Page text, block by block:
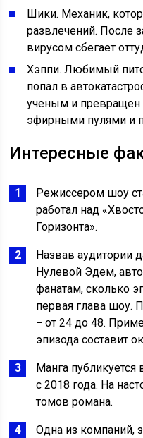
Шики. Механик,
развлечений. После
вирусом сбегает
Хэппи. Любимый
попал в
ученым и превращен
эфирными пулями и
Интересные
Режиссером шоу
работал над
Горизонта».
Назвав аудитории
Нулевой Эдем,
фанатам, сколько
первая глава шоу.
− от 24 до 48.
эпизода составит
Манга публикуется
с 2018 года. На
томов романа.
Одна из компаний,